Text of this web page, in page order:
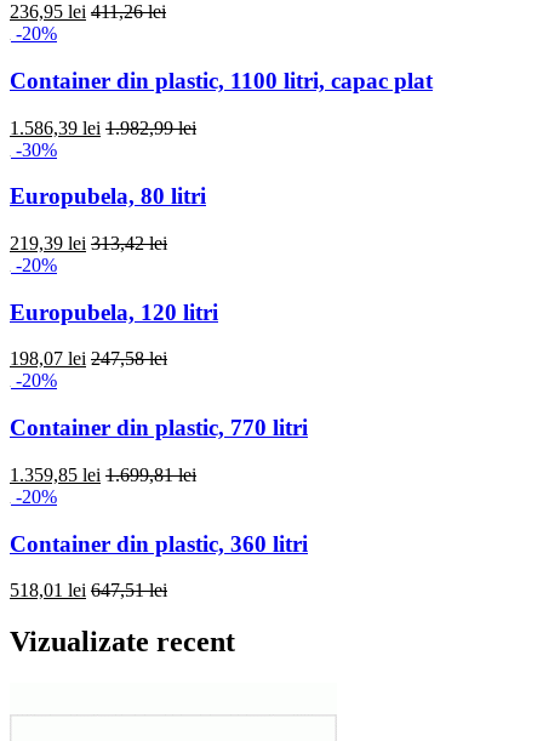
236,95 lei 411,26 lei
-20%
Container din plastic, 1100 litri, capac plat
1.586,39 lei 1.982,99 lei
-30%
Europubela, 80 litri
219,39 lei 313,42 lei
-20%
Europubela, 120 litri
198,07 lei 247,58 lei
-20%
Container din plastic, 770 litri
1.359,85 lei 1.699,81 lei
-20%
Container din plastic, 360 litri
518,01 lei 647,51 lei
Vizualizate recent